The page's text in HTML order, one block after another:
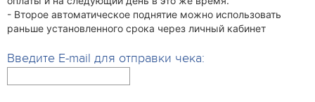
- Второе автоматическое поднятие можно использовать
раньше установленного срока через личный кабинет
Введите E-mail для отправки чека: